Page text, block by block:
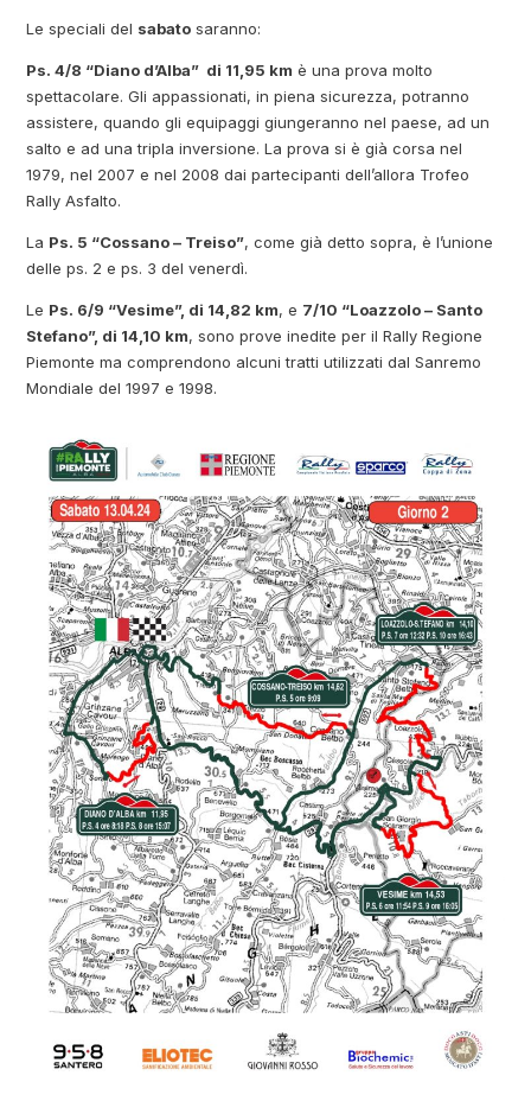
Le speciali del sabato saranno:
Ps. 4/8 “Diano d’Alba” di 11,95 km è una prova molto
spettacolare. Gli appassionati, in piena sicurezza, potranno
assistere, quando gli equipaggi giungeranno nel paese, ad un
salto e ad una tripla inversione. La prova si è già corsa nel
1979, nel 2007 e nel 2008 dai partecipanti dell’allora Trofeo
Rally Asfalto.
La Ps. 5 “Cossano – Treiso”, come già detto sopra, è l’unione
delle ps. 2 e ps. 3 del venerdì.
Le Ps. 6/9 “Vesime”, di 14,82 km, e 7/10 “Loazzolo – Santo
Stefano”, di 14,10 km, sono prove inedite per il Rally Regione
Piemonte ma comprendono alcuni tratti utilizzati dal Sanremo
Mondiale del 1997 e 1998.